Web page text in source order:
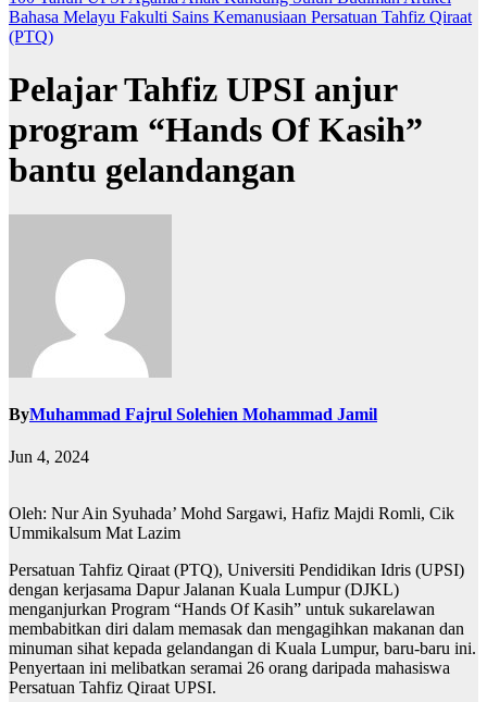
Bahasa Melayu Fakulti Sains Kemanusiaan Persatuan Tahfiz Qiraat
(PTQ)
Pelajar Tahfiz UPSI anjur
program “Hands Of Kasih”
bantu gelandangan
ByMuhammad Fajrul Solehien Mohammad Jamil
Jun 4, 2024
Oleh: Nur Ain Syuhada’ Mohd Sargawi, Hafiz Majdi Romli, Cik
Ummikalsum Mat Lazim
Persatuan Tahfiz Qiraat (PTQ), Universiti Pendidikan Idris (UPSI)
dengan kerjasama Dapur Jalanan Kuala Lumpur (DJKL)
menganjurkan Program “Hands Of Kasih” untuk sukarelawan
membabitkan diri dalam memasak dan mengagihkan makanan dan
minuman sihat kepada gelandangan di Kuala Lumpur, baru-baru ini.
Penyertaan ini melibatkan seramai 26 orang daripada mahasiswa
Persatuan Tahfiz Qiraat UPSI.